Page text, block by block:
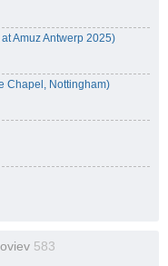
Amuz Antwerp 2025)
Chapel, Nottingham)
583